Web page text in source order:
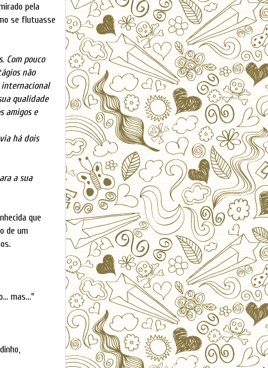
pela
se flutuasse
Com pouco
não
internacional
qualidade
amigos e
há dois
a sua
que
de um
mas..."